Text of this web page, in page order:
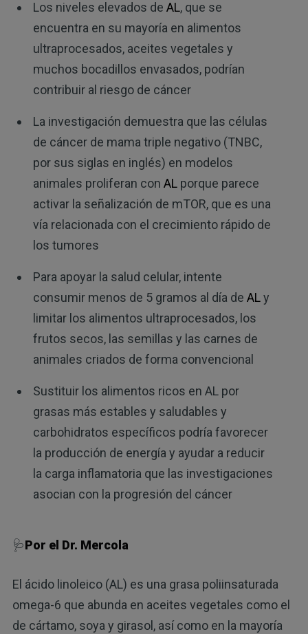
Los niveles elevados de AL, que se
encuentra en su mayoría en alimentos
ultraprocesados, aceites vegetales y
muchos bocadillos envasados, podrían
contribuir al riesgo de cáncer
La investigación demuestra que las células
de cáncer de mama triple negativo (TNBC,
por sus siglas en inglés) en modelos
animales proliferan con ALporque parece
activar la señalización de mTOR, que es una
vía relacionada con el crecimiento rápido de
los tumores
Para apoyar la salud celular, intente
consumir menos de 5 gramos al día de ALy
limitar los alimentos ultraprocesados, los
frutos secos, las semillas y las carnes de
animales criados de forma convencional
Sustituir los alimentos ricos en AL por
grasas más estables y saludables y
carbohidratos específicos podría favorecer
la producción de energía y ayudar a reducir
la carga inflamatoria que las investigaciones
asocian con la progresión del cáncer
🩺Por el Dr. Mercola
El ácido linoleico (AL) es una grasa poliinsaturada
omega-6 que abunda en aceites vegetales como el
de cártamo, soya y girasol, así como en la mayoría